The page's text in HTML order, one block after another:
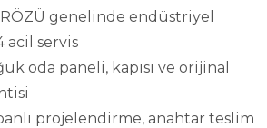
genelinde endüstriyel
acil servis
oda paneli, kapısı ve orijinal
projelendirme, anahtar teslim